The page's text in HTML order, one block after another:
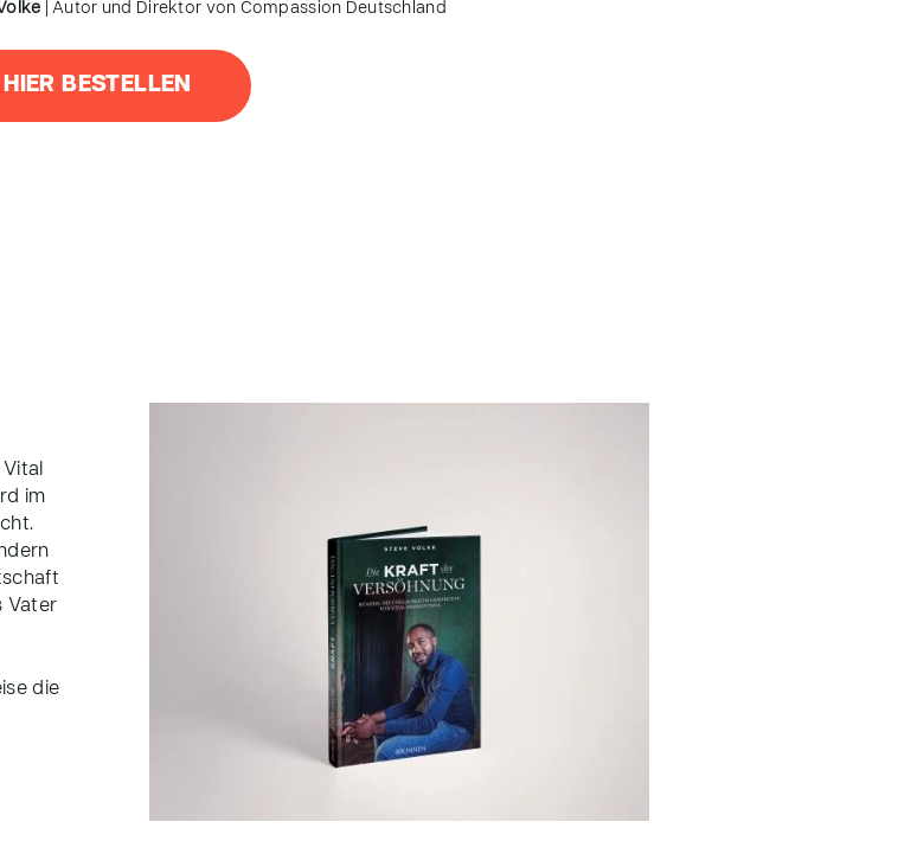
| Autor und Direktor von Compassion Deutschland
HIER BESTELLEN
im
Vater
die